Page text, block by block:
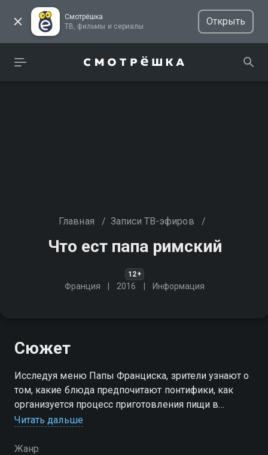
Смотрёшка
ТВ, фильмы и сериалы
Открыть
Главная / Записи ТВ-эфиров /
Что ест папа римский
12+
Франция 2016 Информация
Сюжет
Исследуя меню Папы Франциска, зрители узнают о
том, какие блюда предпочитают понтифики, как
организуется процесс приготовления пищи в
Ватикане, как традиции питания сочетаются с
жизни
Читать дальше
Жанр